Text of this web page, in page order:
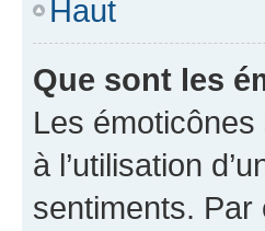
Haut
Que sont les
Les
à l’utilisation
sentiments. Par